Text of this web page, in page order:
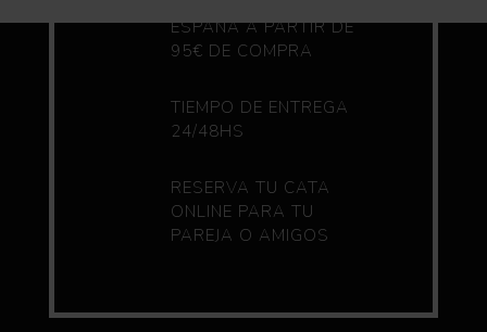
ESPAÑA A PARTIR DE
95€ DE COMPRA
TIEMPO DE ENTREGA
24/48HS
RESERVA TU CATA
ONLINE PARA TU
PAREJA O AMIGOS